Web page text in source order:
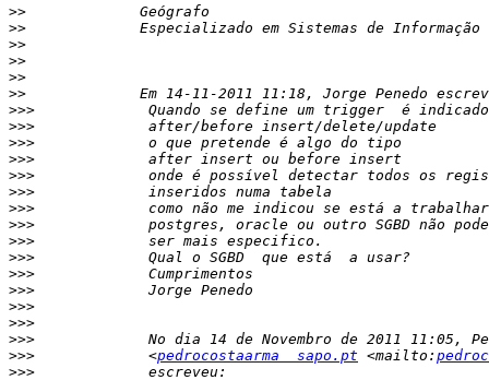
>>
>>
>>
>>
>>
>>
>>>
>>>
>>>
>>>
>>>
>>>
>>>
>>>
>>>
>>>
>>>
>>>
>>>
>>>
>>>
>>>
             <
pedrocostaarma  sapo.pt <mailto:
>>>